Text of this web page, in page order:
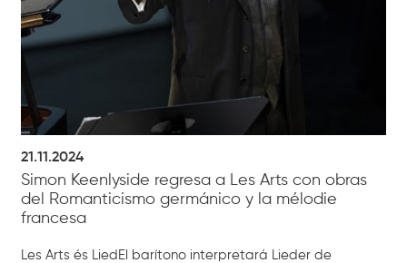
21.11.2024
Simon Keenlyside regresa a Les Arts con obras
del Romanticismo germánico y la mélodie
francesa
Les Arts és LiedEl barítono interpretará Lieder de